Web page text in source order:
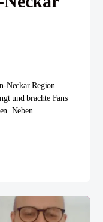
Neckar Region
und brachte Fans
Neben…